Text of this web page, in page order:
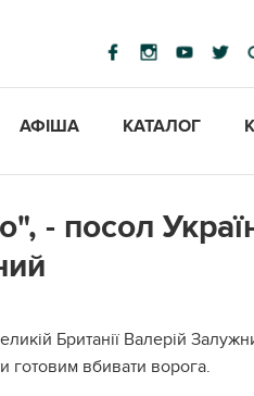
АФІША КАТАЛОГ
- посол
Британії Валерій
готовим вбивати ворога.